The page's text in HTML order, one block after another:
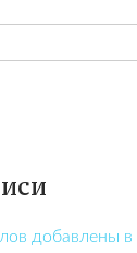
добавлены